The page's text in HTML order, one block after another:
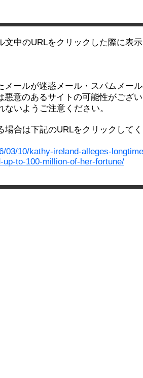
文中のURLをクリックした際に表
メールが迷惑メール・スパムメー
悪意のあるサイトの可能性がござ
いようご注意ください。
場合は下記のURLをクリックして
03/10/kathy-ireland-alleges-
up-to-100-million-of-her-fortune/